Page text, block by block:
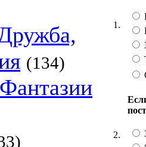
(134)
1.
2.